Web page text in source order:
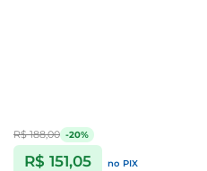
R$ 188,00 -20%
R$ 151,05 no PIX